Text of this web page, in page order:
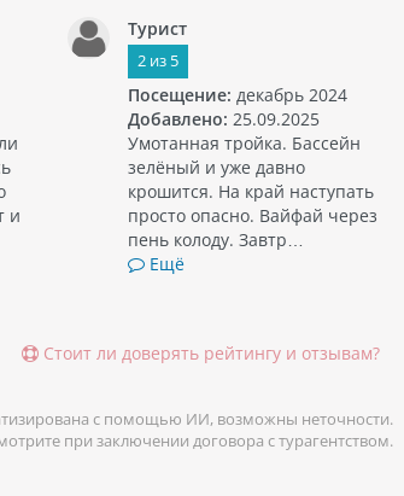
и
Турист
2из 5
Посещение: декабрь 2024
Добавлено: 25.09.2025
Умотанная тройка. Бассейн
зелёный и уже давно
крошится. На край наступать
просто опасно. Вайфай через
пень колоду. Завтр…
Ещё
Стоит ли доверять рейтингу и отзывам?
с помощью ИИ, возможны неточности.
при заключении договора с турагентством.